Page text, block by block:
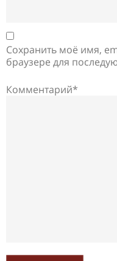
Сохранить моё имя,
браузере для
Комментарий*